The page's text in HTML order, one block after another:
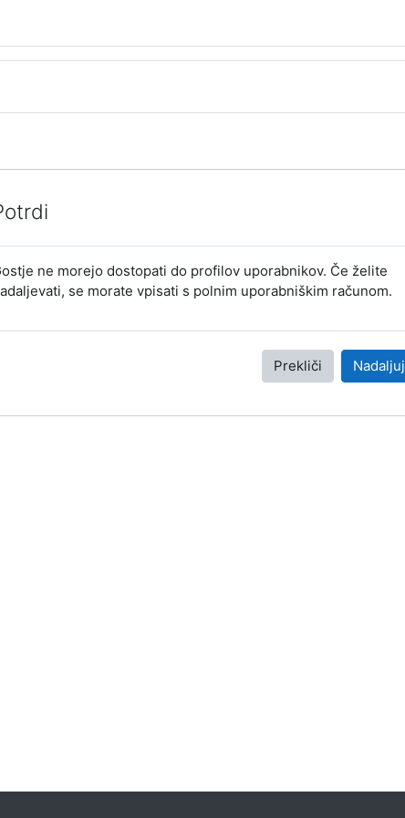
ne morejo dostopati do profilov uporabnikov. Če želite
se morate vpisati s polnim uporabniškim računom.
Prekliči Nadaljuj